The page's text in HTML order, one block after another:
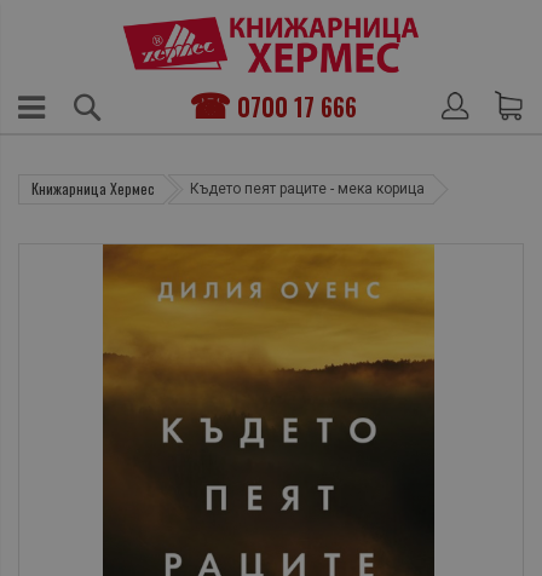
0700 17 666
Книжарница Хермес Където пеят раците - мека корица